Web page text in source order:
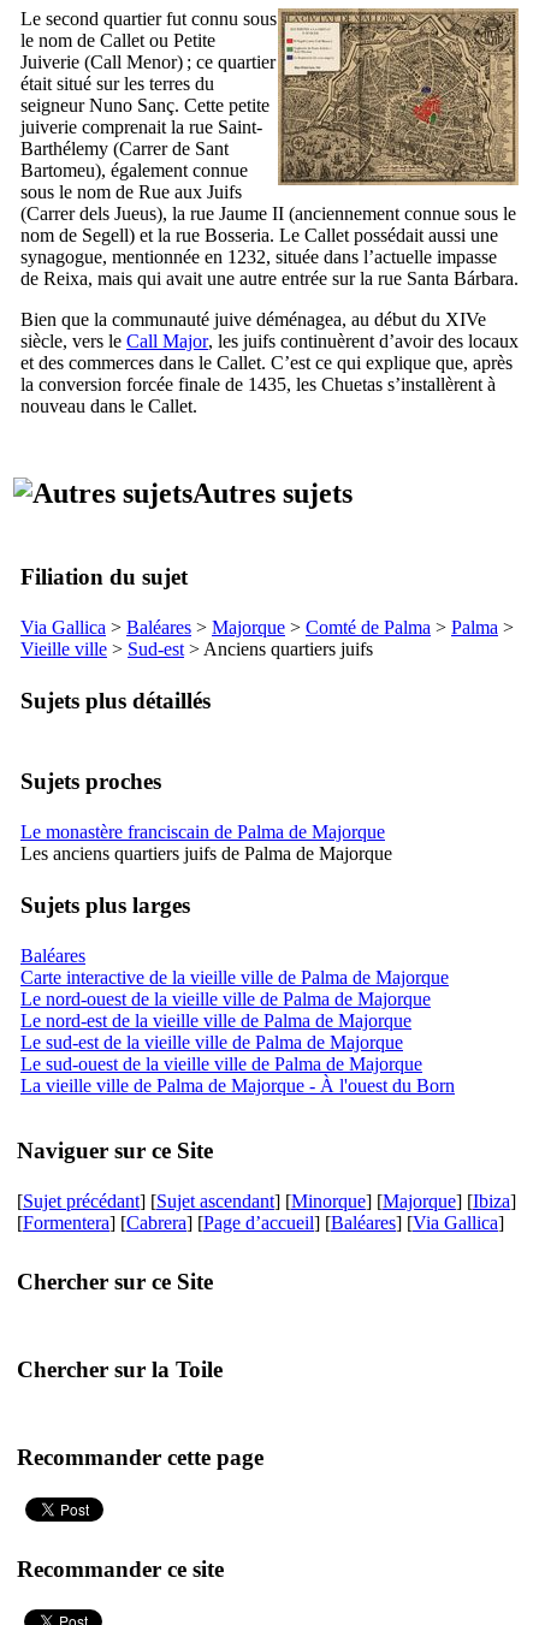
Le second quartier fut connu sous
le nom de Callet ou Petite
Juiverie (Call Menor) ; ce quartier
était situé sur les terres du
seigneurNuno Sanç. Cette petite
juiverie comprenait la rue Saint-
Barthélemy (Carrer de Sant
Bartomeu), également connue
sous le nom de Rue aux Juifs
(Carrer dels Jueus), la rue Jaume II (anciennement connue sous le
nom de Segell) et la rue Bosseria. Le Callet possédait aussi une
synagogue, mentionnée en 1232, située dans l’actuelle impasse
de Reixa, mais qui avait une autre entrée sur la rue Santa Bárbara.
Bien que la communauté juive déménagea, au début du XIVe
siècle, vers le Call Major, les juifs continuèrent d’avoir des locaux
et des commerces dans le Callet. C’est ce qui explique que, après
la conversion forcée finale de 1435, les Chuetas s’installèrent à
nouveau dans le Callet.
Autres sujets
Filiation du sujet
Via Gallica > Baléares > Majorque > Comté de Palma > Palma >
Vieille ville > Sud-est > Anciens quartiers juifs
Sujets plus détaillés
Sujets proches
Le monastère franciscain de Palma de Majorque
Les anciens quartiers juifs de Palma de Majorque
Sujets plus larges
Baléares
Carte interactive de la vieille ville de Palma de Majorque
Le nord-ouest de la vieille ville de Palma de Majorque
Le nord-est de la vieille ville de Palma de Majorque
Le sud-est de la vieille ville de Palma de Majorque
Le sud-ouest de la vieille ville de Palma de Majorque
La vieille ville de Palma de Majorque - À l'ouest du Born
Naviguer sur ce Site
[Sujet précédant] [Sujet ascendant] [Minorque] [Majorque] [Ibiza]
[Formentera] [Cabrera] [Page d’accueil] [Baléares] [Via Gallica]
Chercher sur ce Site
Chercher sur la Toile
Recommander cette page
Recommander ce site